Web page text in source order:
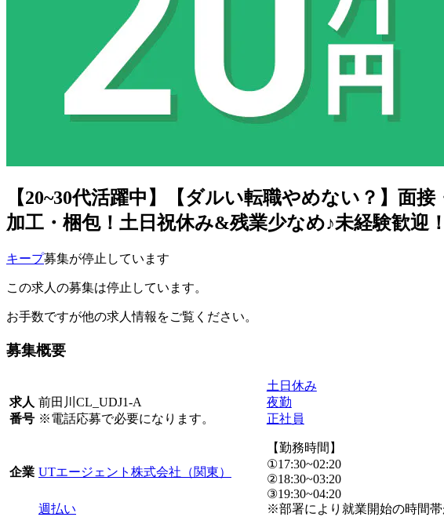
【20~30代活躍中】【ダルい転職やめない？】面
加工・梱包！土日祝休み&残業少なめ♪未経験歓迎
キープ募集が停止しています
この求人の募集は停止しています。
お手数ですが他の求人情報をご覧ください。
募集概要
求人
番号
前田川CL_UDJ1-A
※電話応募で必要になります。
企業 UTエージェント株式会社（関東）
週払い
土日休み
夜勤
正社員
【勤務時間】
①17:30~02:20
②18:30~03:20
③19:30~04:20
※部署により就業開始の時間